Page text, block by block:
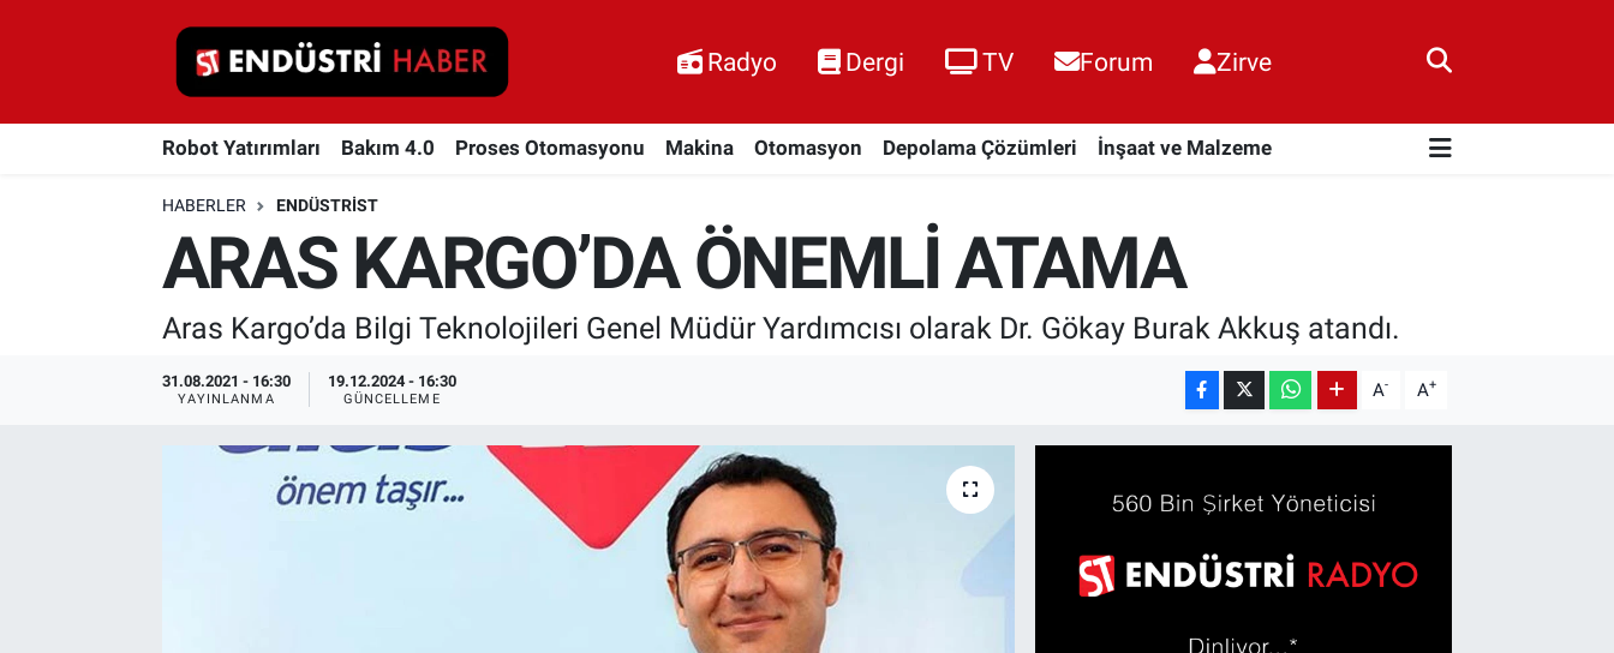
Radyo Dergi TV Forum Zirve
Robot Yatırımları Bakım 4.0 Proses Otomasyonu Makina Otomasyon Depolama Çözümleri İnşaat ve Malzeme
HABERLER ENDÜSTRIST
ARAS KARGO’DA ÖNEMLİ ATAMA
Aras Kargo’da Bilgi Teknolojileri Genel Müdür Yardımcısı olarak Dr. Gökay Burak Akkuş atandı.
31.08.2021 - 16:30
YAYINLANMA
19.12.2024 - 16:30
GÜNCELLEME A- A+
Robot Yatırımları
Proses Otomasyonu
Otomasyon
Depolama Çözümleri
İnşaat ve Malzeme